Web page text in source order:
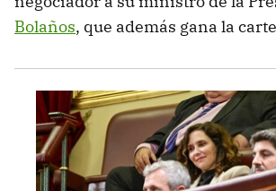
Bolaños, que además gana la